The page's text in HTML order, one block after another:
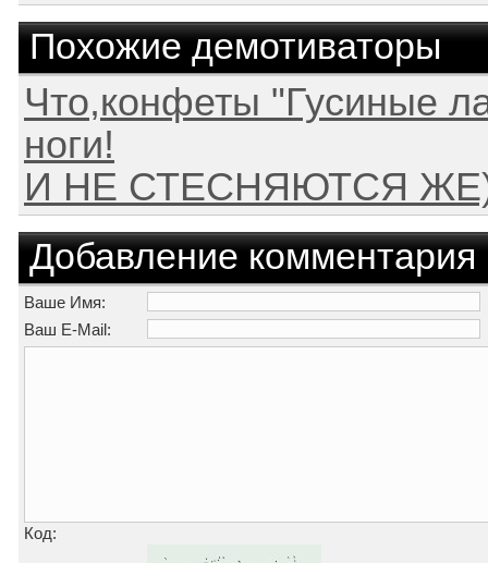
Похожие демотиваторы
Что,конфеты "Гусиные
ноги!
И НЕ СТЕСНЯЮТСЯ
Добавление комментария
Ваше Имя:
Ваш E-Mail:
Код: